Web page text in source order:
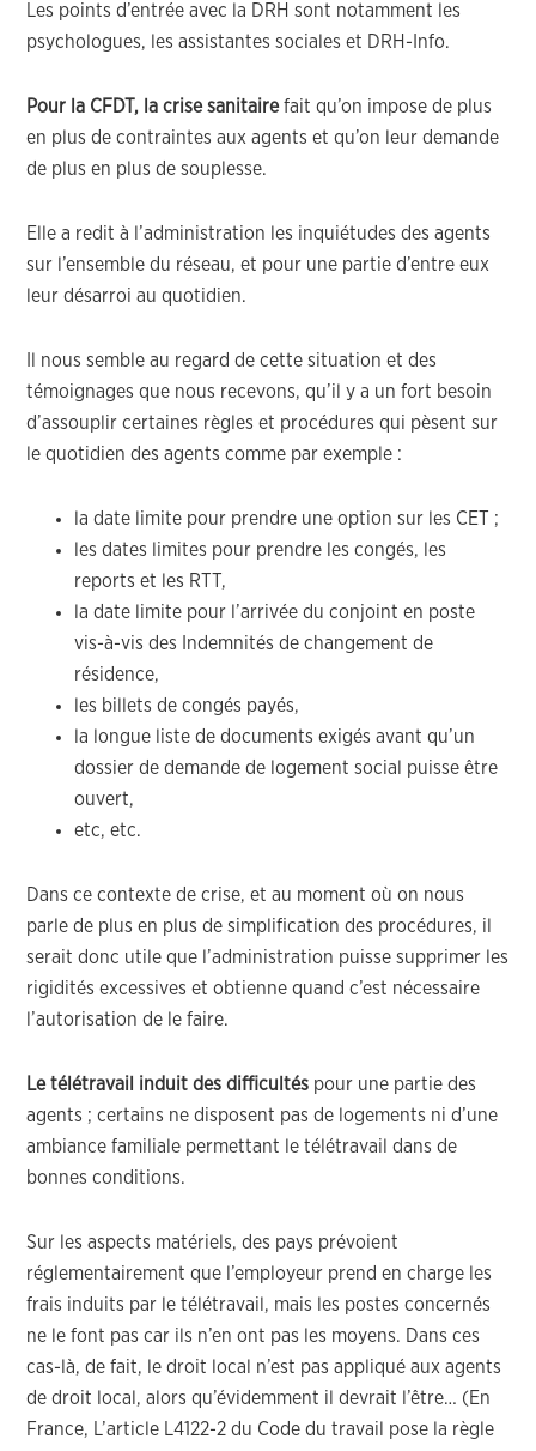
Les points d’entrée avec la DRH sont notamment les
psychologues, les assistantes sociales et DRH-Info.
Pour la CFDT, la crise sanitairefait qu’on impose de plus
en plus de contraintes aux agents et qu’on leur demande
de plus en plus de souplesse.
Elle a redit à l’administration les inquiétudes des agents
sur l’ensemble du réseau, et pour une partie d’entre eux
leur désarroi au quotidien.
Il nous semble au regard de cette situation et des
témoignages que nous recevons, qu’il y a un fort besoin
d’assouplir certaines règles et procédures qui pèsent sur
le quotidien des agents comme par exemple :
la date limite pour prendre une option sur les CET ;
les dates limites pour prendre les congés, les
reports et les RTT,
la date limite pour l’arrivée du conjoint en poste
vis-à-vis des Indemnités de changement de
résidence,
les billets de congés payés,
la longue liste de documents exigés avant qu’un
dossier de demande de logement social puisse être
ouvert,
etc, etc.
Dans ce contexte de crise, et au moment où on nous
parle de plus en plus de simplification des procédures, il
serait donc utile que l’administration puisse supprimer les
rigidités excessives et obtienne quand c’est nécessaire
l’autorisation de le faire.
Le télétravail induit des difficultés pour une partie des
agents ; certains ne disposent pas de logements ni d’une
ambiance familiale permettant le télétravail dans de
bonnes conditions.
Sur les aspects matériels, des pays prévoient
réglementairement que l’employeur prend en charge les
frais induits par le télétravail, mais les postes concernés
ne le font pas car ils n’en ont pas les moyens. Dans ces
cas-là, de fait, le droit local n’est pas appliqué aux agents
de droit local, alors qu’évidemment il devrait l’être… (En
France, L’article L4122-2 du Code du travail pose la règle